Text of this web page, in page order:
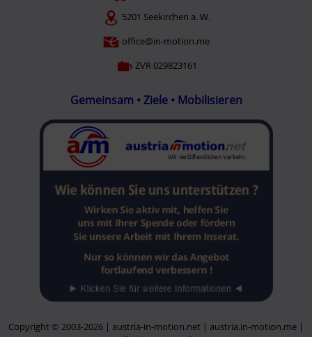
5201 Seekirchen a. W.
office@in-motion.me
ZVR 029823161
Gemeinsam • Ziele • Mobilisieren
Copyright © 2003-2026 | austria-in-motion.net | austria.in-motion.me |